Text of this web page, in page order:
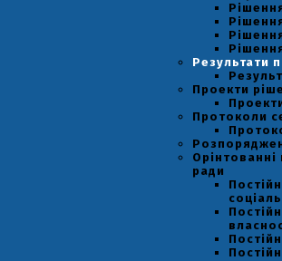
Результати
Проекти
Протоколи
Орінтованні
ради